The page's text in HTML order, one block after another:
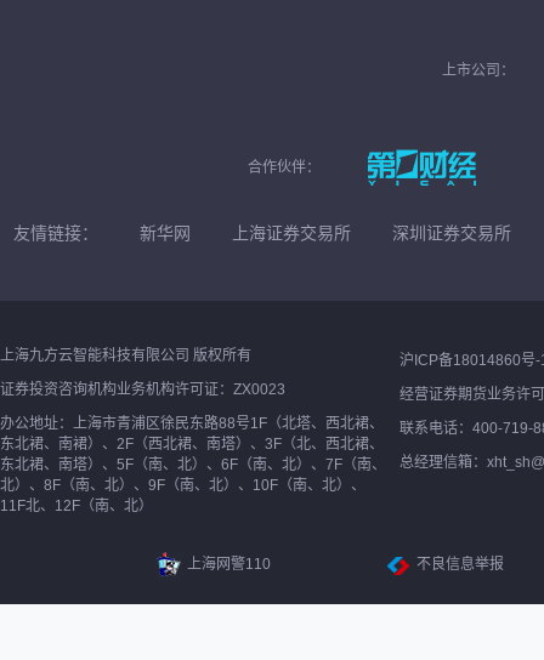
上市公司：
合作伙伴：
友情链接： 新华网 上海证券交易所 深圳证券交易所
上海九方云智能科技有限公司 版权所有
证券投资咨询机构业务机构许可证：ZX0023
办公地址：上海市青浦区徐民东路88号1F（北塔、西北裙、
东北裙、南裙）、2F（西北裙、南塔）、3F（北、西北裙、
东北裙、南塔）、5F（南、北）、6F（南、北）、7F（南、
北）、8F（南、北）、9F（南、北）、10F（南、北）、
11F北、12F（南、北）
沪ICP备18014860号-
经营证券期货业务许
联系电话：400-719-
总经理信箱：
上海网警110 不良信息举报